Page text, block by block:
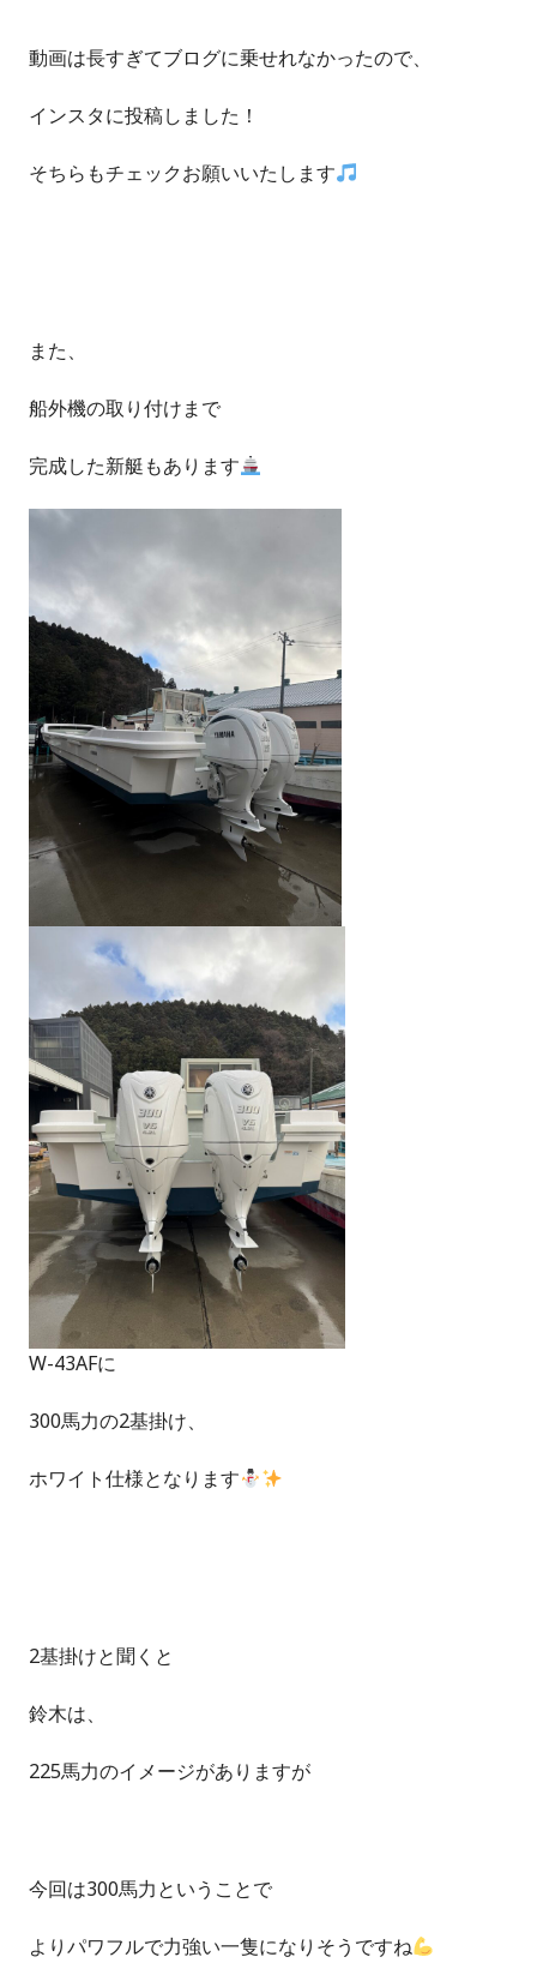
動画は長すぎてブログに乗せれなかったので、
インスタに投稿しました！
そちらもチェックお願いいたします
また、
船外機の取り付けまで
完成した新艇もあります
W-43AFに
300馬力の2基掛け、
ホワイト仕様となります
2基掛けと聞くと
鈴木は、
225馬力のイメージがありますが
今回は300馬力ということで
よりパワフルで力強い一隻になりそうですね